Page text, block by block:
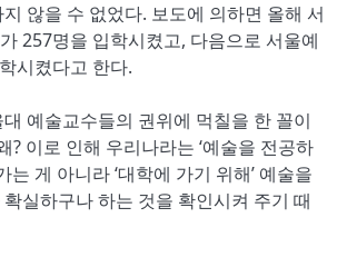
않을 수 없었다. 보도에 의하면 올해 서
257명을 입학시켰고, 다음으로 서울예
시켰다고 한다.
예술교수들의 권위에 먹칠을 한 꼴이
? 이로 인해 우리나라는 ‘예술을 전공하
는 게 아니라 ‘대학에 가기 위해’ 예술을
실하구나 하는 것을 확인시켜 주기 때